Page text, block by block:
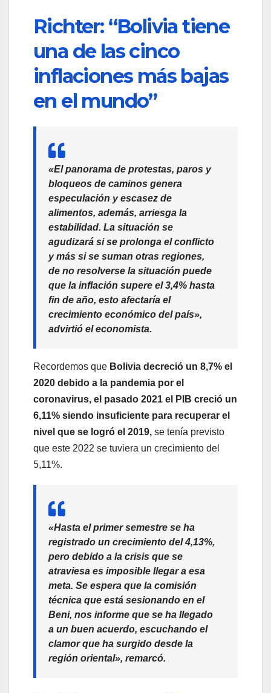
Richter: “Bolivia tiene
una de las cinco
inflaciones más bajas
en el mundo”
«El panorama de protestas, paros y
bloqueos de caminos genera
especulación y escasez de
alimentos, además, arriesga la
estabilidad. La situación se
agudizará si se prolonga el conflicto
y más si se suman otras regiones,
de no resolverse la situación puede
que la inflación supere el 3,4% hasta
fin de año, esto afectaría el
crecimiento económico del país»,
advirtió el economista.
Recordemos que Bolivia decreció un 8,7% el
2020 debido a la pandemia por el
coronavirus, el pasado 2021 el PIB creció un
6,11% siendo insuficiente para recuperar el
nivel que se logró el 2019, se tenía previsto
que este 2022 se tuviera un crecimiento del
5,11%.
«Hasta el primer semestre se ha
registrado un crecimiento del 4,13%,
pero debido a la crisis que se
atraviesa es imposible llegar a esa
meta. Se espera que la comisión
técnica que está sesionando en el
Beni, nos informe que se ha llegado
a un buen acuerdo, escuchando el
clamor que ha surgido desde la
región oriental», remarcó.